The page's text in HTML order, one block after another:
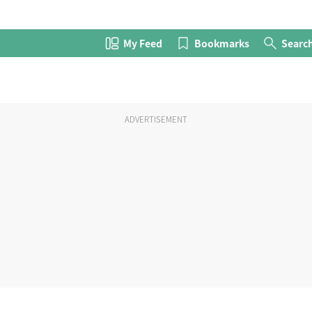
My Feed Bookmarks
ADVERTISEMENT